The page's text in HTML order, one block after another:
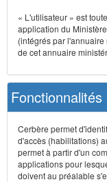
« L'utilisateur » est
application du
(intégrés par
de cet annuaire
Fonctionnalités
Cerbère permet
d'accès (habilitations)
permet à partir d'un
applications pour
doivent au préalable